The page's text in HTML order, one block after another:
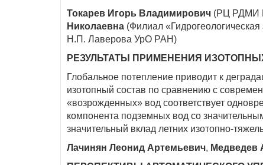
Токарев Игорь Владимирович (РЦ РДМИ
Николаевна (Филиал
Н.П. Лаверова УрО РАН)
РЕЗУЛЬТАТЫ ПРИМЕНЕНИЯ
Глобальное потепление приводит к
изотопный состав по сравнению с
«возрожденных» вод соответствует
компонента подземных вод со
значительный вклад летних изотопно-
Лачинян Леонид Артемьевич, Медведев